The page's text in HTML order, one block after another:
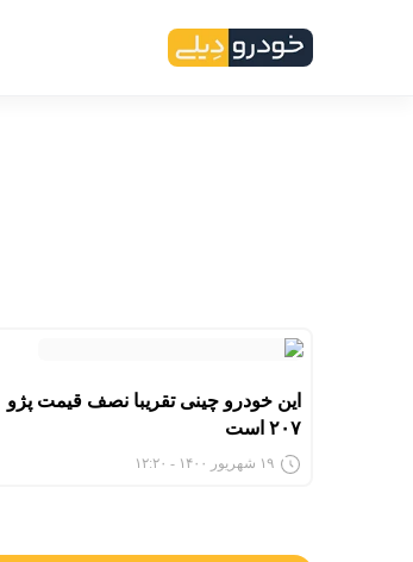
این خودرو چینی تقریبا نصف قیمت پژو
۲۰۷ است
۱۹ شهریور ۱۴۰۰ - ۱۲:۲۰